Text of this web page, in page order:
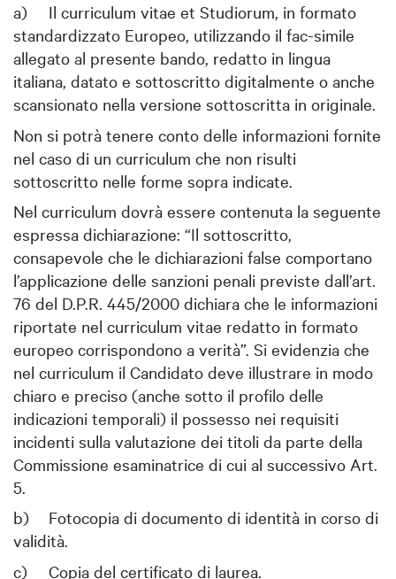
a)
Il curriculum vitae et Studiorum, in formato
standardizzato Europeo, utilizzando il fac-simile
allegato al presente bando, redatto in lingua
italiana, datato e sottoscritto digitalmente o anche
scansionato nella versione sottoscritta in originale.
Non si potrà tenere conto delle informazioni fornite
nel caso di un curriculum che non risulti
sottoscritto nelle forme sopra indicate.
Nel curriculum dovrà essere contenuta la seguente
espressa dichiarazione: “Il sottoscritto,
consapevole che le dichiarazioni false comportano
l’applicazione delle sanzioni penali previste dall’art.
76 del D.P.R. 445/2000 dichiara che le informazioni
riportate nel curriculum vitae redatto in formato
europeo corrispondono a verità”. Si evidenzia che
nel curriculum il Candidato deve illustrare in modo
chiaro e preciso (anche sotto il profilo delle
indicazioni temporali) il possesso nei requisiti
incidenti sulla valutazione dei titoli da parte della
Commissione esaminatrice di cui al successivo Art.
5.
b)
Fotocopia di documento di identità in corso di
validità.
c)
Copia del certificato di laurea.